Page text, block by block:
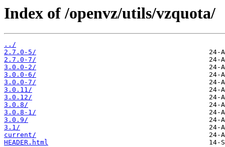
Index of /openvz/utils/vzquota/
../
2.7.0-5/
2.7.0-7/
3.0.0-2/
3.0.0-6/
3.0.0-7/
3.0.11/
3.0.12/
3.0.8/
3.0.8-1/
3.0.9/
3.1/
current/
HEADER.html